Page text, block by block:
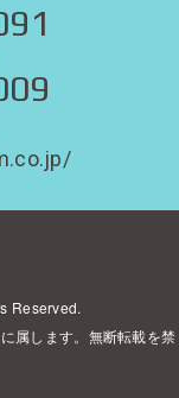
Reserved.
属します。無断転載を禁